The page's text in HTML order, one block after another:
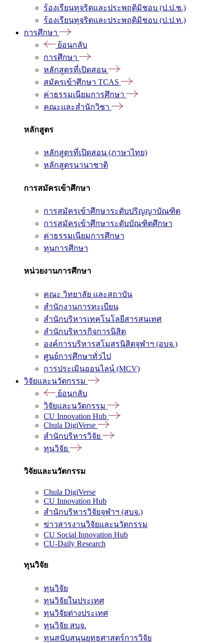
ร้องเรียนทุจริตและประพฤติมิชอบ (ป.ป.ช.)
ร้องเรียนทุจริตและประพฤติมิชอบ (ป.ป.ท.)
การศึกษา
ย้อนกลับ
การศึกษา
หลักสูตรที่เปิดสอน
สมัครเข้าศึกษา TCAS
ค่าธรรมเนียมการศึกษา
คณะและสำนักวิชา
หลักสูตร
หลักสูตรที่เปิดสอน (ภาษาไทย)
หลักสูตรนานาชาติ
การสมัครเข้าศึกษา
การสมัครเข้าศึกษาระดับปริญญาบัณฑิต
การสมัครเข้าศึกษาระดับบัณฑิตศึกษา
ค่าธรรมเนียมการศึกษา
ทุนการศึกษา
หน่วยงานการศึกษา
คณะ วิทยาลัย และสถาบัน
สำนักงานการทะเบียน
สำนักบริหารเทคโนโลยีสารสนเทศ
สำนักบริหารกิจการนิสิต
องค์การบริหารสโมสรนิสิตจุฬาฯ (อบจ.)
ศูนย์การศึกษาทั่วไป
การประเมินออนไลน์ (MCV)
วิจัยและนวัตกรรม
ย้อนกลับ
วิจัยและนวัตกรรม
CU Innovation Hub
Chula DigiVerse
สำนักบริหารวิจัย
ทุนวิจัย
วิจัยและนวัตกรรม
Chula DigiVerse
CU Innovation Hub
สำนักบริหารวิจัยจุฬาฯ (สบจ.)
ข่าวสารงานวิจัยและนวัตกรรม
CU Social Innovation Hub
CU-Daily Research
ทุนวิจัย
ทุนวิจัย
ทุนวิจัยในประเทศ
ทุนวิจัยต่างประเทศ
ทุนวิจัย สบจ.
ทุนสนับสนุนยุทธศาสตร์การวิจัย